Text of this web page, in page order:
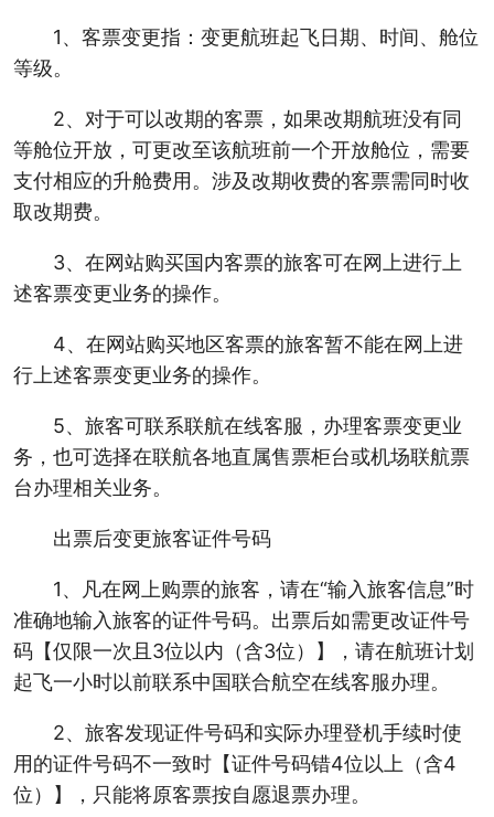
1、客票变更指：变更航班起飞日期、时间、舱位
等级。
2、对于可以改期的客票，如果改期航班没有同
等舱位开放，可更改至该航班前一个开放舱位，需要
支付相应的升舱费用。涉及改期收费的客票需同时收
取改期费。
3、在网站购买国内客票的旅客可在网上进行上
述客票变更业务的操作。
4、在网站购买地区客票的旅客暂不能在网上进
行上述客票变更业务的操作。
5、旅客可联系联航在线客服，办理客票变更业
务，也可选择在联航各地直属售票柜台或机场联航票
台办理相关业务。
出票后变更旅客证件号码
1、凡在网上购票的旅客，请在“输入旅客信息”时
准确地输入旅客的证件号码。出票后如需更改证件号
码【仅限一次且3位以内（含3位）】，请在航班计划
起飞一小时以前联系中国联合航空在线客服办理。
2、旅客发现证件号码和实际办理登机手续时使
用的证件号码不一致时【证件号码错4位以上（含4
位）】，只能将原客票按自愿退票办理。